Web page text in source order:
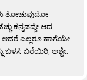
ತೋಚುವುದೋ
ಕನ್ನಡದ್ದೇ ಆದ
ಆದರೆ ಎಲ್ಲರೂ ಹಾಗೆಯೇ
ಬಳಸಿ ಬರೆಯಿರಿ, ಅಶ್ಟೇ.